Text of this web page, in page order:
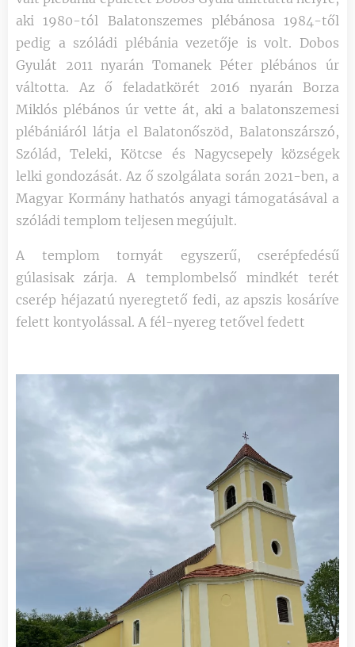
aki 1980-tól Balatonszemes plébánosa 1984-től
pedig a szóládi plébánia vezetője is volt. Dobos
Gyulát 2011 nyarán Tomanek Péter plébános úr
váltotta. Az ő feladatkörét 2016 nyarán Borza
Miklós plébános úr vette át, aki a balatonszemesi
plébániáról látja el Balatonőszöd, Balatonszárszó,
Szólád, Teleki, Kötcse és Nagycsepely községek
lelki gondozását. Az ő szolgálata során 2021-ben, a
Magyar Kormány hathatós anyagi támogatásával a
szóládi templom teljesen megújult.
A templom tornyát egyszerű, cserépfedésű
gúlasisak zárja. A templombelső mindkét terét
cserép héjazatú nyeregtető fedi, az apszis kosáríve
felett kontyolással. A fél-nyereg tetővel fedett